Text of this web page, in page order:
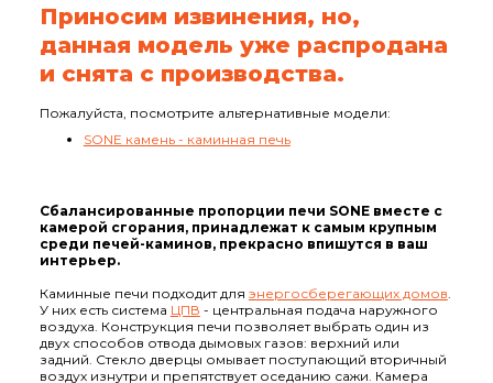
Приносим извинения, но,
данная модель уже распродана
и снята с производства.
Пожалуйста, посмотрите альтернативные модели:
SONE камень - каминная печь
Сбалансированные пропорции печи SONE вместе с
камерой сгорания, принадлежат к самым крупным
среди печей-каминов, прекрасно впишутся в ваш
интерьер.
Каминные печи подходит для энергосберегающих домов
У них есть система ЦПВ - центральная подача наружного
воздуха. Конструкция печи позволяет выбрать один из
двух способов отвода дымовых газов: верхний или
задний. Стекло дверцы омывает поступающий вторичный
воздух изнутри и препятствует оседанию сажи. Камера